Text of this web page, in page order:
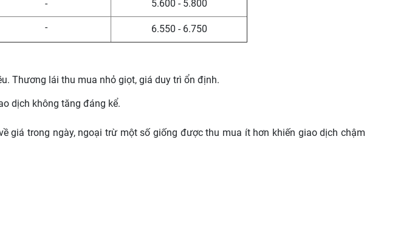
- 5.600 - 5.800
- 6.550 - 6.750
Thương lái thu mua nhỏ giọt, giá duy trì ổn định.
dịch không tăng đáng kể.
trong ngày, ngoại trừ một số giống được thu mua ít hơn khiến giao dịch chậm